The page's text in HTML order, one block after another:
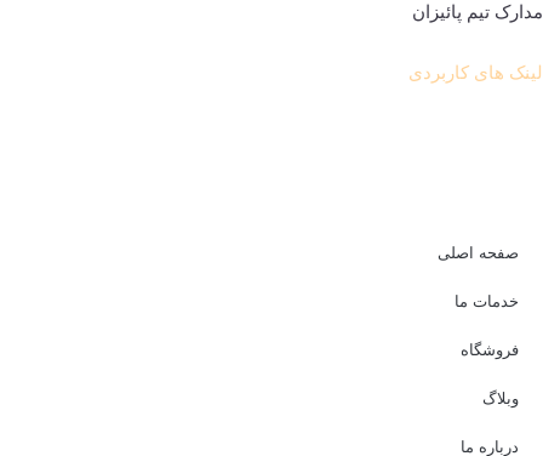
مدارک تیم پائیزان
لینک های کاربردی
صفحه اصلی
خدمات ما
فروشگاه
وبلاگ
درباره ما